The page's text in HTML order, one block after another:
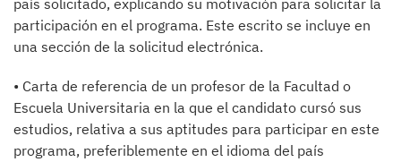
país solicitado, explicando su motivación para solicitar la
participación en el programa. Este escrito se incluye en
una sección de la solicitud electrónica.
• Carta de referencia de un profesor de la Facultad o
Escuela Universitaria en la que el candidato cursó sus
estudios, relativa a sus aptitudes para participar en este
programa, preferiblemente en el idioma del país